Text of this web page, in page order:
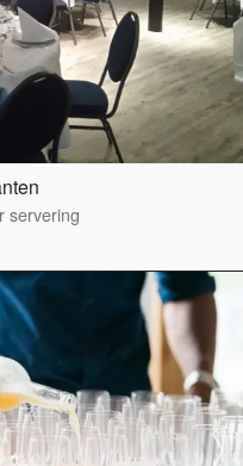
servering